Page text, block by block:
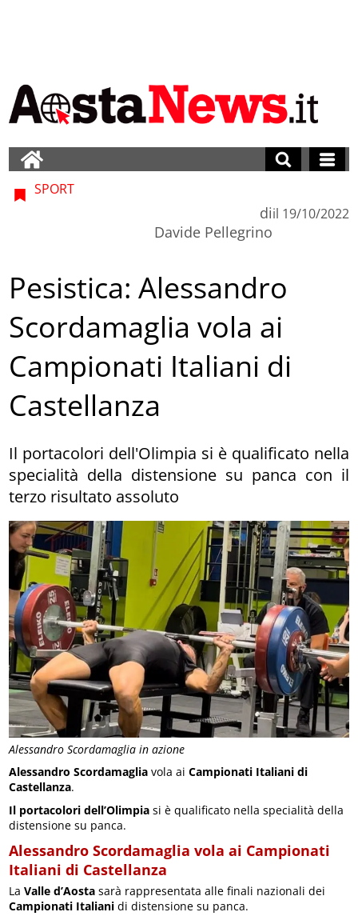
Alessandro Scordamaglia in azione
SPORT
di
Davide Pellegrino
il 19/10/2022
Pesistica: Alessandro
Scordamaglia vola ai
Campionati Italiani di
Castellanza
Il portacolori dell'Olimpia si è qualificato nella
specialità della distensione su panca con il
terzo risultato assoluto
Alessandro Scordamaglia vola aiCampionati Italiani di
Castellanza.
Il portacolori dell’Olimpia si è qualificato nella specialità della
distensione su panca.
Alessandro Scordamaglia vola ai Campionati
Italiani di Castellanza
LaValle d’Aosta sarà rappresentata alle finali nazionali dei
Campionati Italiani di distensione su panca.